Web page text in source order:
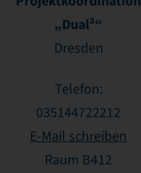
„Dual³“
Dresden
Telefon:
035144722212
E-Mail schreiben
Raum B412